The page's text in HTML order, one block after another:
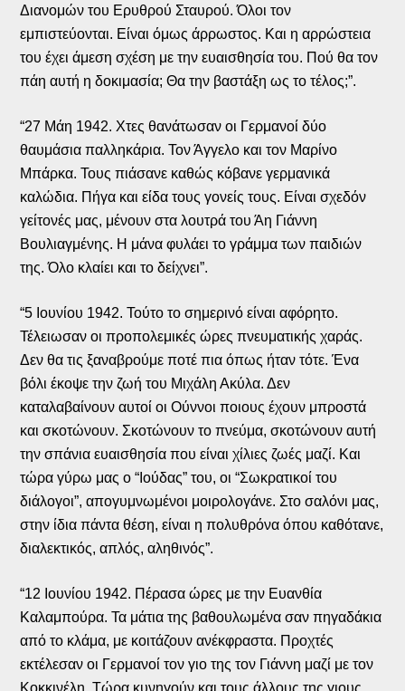
Διανομών του Ερυθρού Σταυρού. Όλοι τον
εμπιστεύονται. Είναι όμως άρρωστος. Και η αρρώστεια
του έχει άμεση σχέση με την ευαισθησία του. Πού θα τον
πάη αυτή η δοκιμασία; Θα την βαστάξη ως το τέλος;”.
“27 Μάη 1942. Χτες θανάτωσαν οι Γερμανοί δύο
θαυμάσια παλληκάρια. Τον Άγγελο και τον Μαρίνο
Μπάρκα. Τους πιάσανε καθώς κόβανε γερμανικά
καλώδια. Πήγα και είδα τους γονείς τους. Είναι σχεδόν
γείτονές μας, μένουν στα λουτρά του Άη Γιάννη
Βουλιαγμένης. Η μάνα φυλάει το γράμμα των παιδιών
της. Όλο κλαίει και το δείχνει”.
“5 Ιουνίου 1942. Τούτο το σημερινό είναι αφόρητο.
Τέλειωσαν οι προπολεμικές ώρες πνευματικής χαράς.
Δεν θα τις ξαναβρούμε ποτέ πια όπως ήταν τότε. Ένα
βόλι έκοψε την ζωή του Μιχάλη Ακύλα. Δεν
καταλαβαίνουν αυτοί οι Ούννοι ποιους έχουν μπροστά
και σκοτώνουν. Σκοτώνουν το πνεύμα, σκοτώνουν αυτή
την σπάνια ευαισθησία που είναι χίλιες ζωές μαζί. Και
τώρα γύρω μας ο “Ιούδας” του, οι “Σωκρατικοί του
διάλογοι”, απογυμνωμένοι μοιρολογάνε. Στο σαλόνι μας,
στην ίδια πάντα θέση, είναι η πολυθρόνα όπου καθότανε,
διαλεκτικός, απλός, αληθινός”.
“12 Ιουνίου 1942. Πέρασα ώρες με την Ευανθία
Καλαμπούρα. Τα μάτια της βαθουλωμένα σαν πηγαδάκια
από το κλάμα, με κοιτάζουν ανέκφραστα. Προχτές
εκτέλεσαν οι Γερμανοί τον γιο της τον Γιάννη μαζί με τον
Κοκκινέλη. Τώρα κυνηγούν και τους άλλους της γιους.